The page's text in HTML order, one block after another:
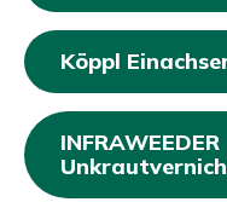
Köppl
INFRAWEEDER